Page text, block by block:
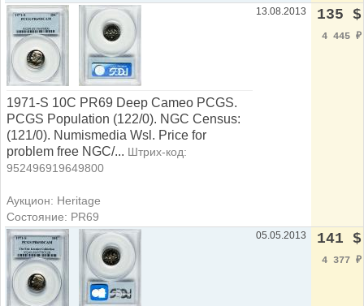
1971-S 10C PR69 Deep Cameo PCGS.
PCGS Population (122/0). NGC Census:
(121/0). Numismedia Wsl. Price for
problem free NGC/... Штрих-код:
952496919649800
Аукцион: Heritage
Состояние: PR69
13.08.2013 135 $
4 445 ₽
05.05.2013 141 $
4 377 ₽